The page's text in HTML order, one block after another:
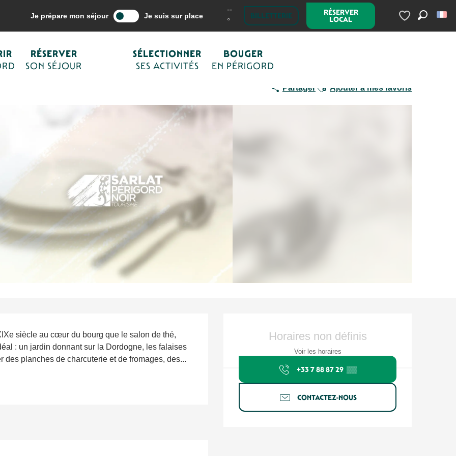
Je prépare mon séjour Je suis sur place
--
°
BILLETTERIE RÉSERVER
LOCAL
Voir les favoris
RÉSERVER
SON SÉJOUR
SÉLECTIONNER
SES ACTIVITÉS
BOUGER
EN PÉRIGORD
mes activités Déguster, se régaler Restaurants & fermes auberges Les Courtines
RAPIDE SALON DE THÉ
Partager Ajouter à mes favoris
Ouverture et coordonnées
Horaires non définis
Voir les horaires
+33 7 88 87 29 ▒▒
CONTACTEZ-NOUS
siècle au cœur du bourg que le salon de thé,
: un jardin donnant sur la Dordogne, les falaises
planches de charcuterie et de fromages, des...